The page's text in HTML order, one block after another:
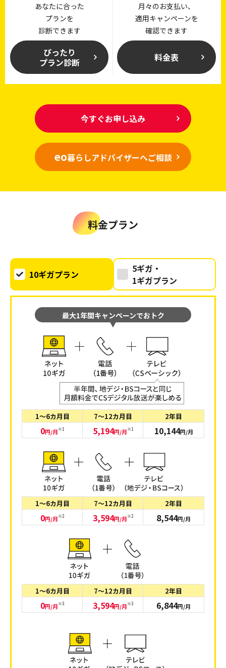
あなたに合った
プランを
診断できます
ぴったり
プラン診断
月々のお支払い、
適用キャンペーンを
確認できます
料金表
今すぐお申し込み
eo暮らしアドバイザーへご相談
料金プラン
10ギガプラン
5ギガ・
1ギガプラン
最大1年間キャンペーンでおトク
1～6カ月目 7～12カ月目 2年目
0円/月※1 5,194円/月※1 10,144円/月
1～6カ月目 7～12カ月目 2年目
0円/月※2 3,594円/月※2 8,544円/月
1～6カ月目 7～12カ月目 2年目
0円/月※3 3,594円/月※3 6,844円/月